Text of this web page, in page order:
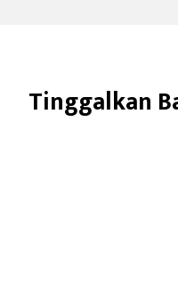
Tinggalkan